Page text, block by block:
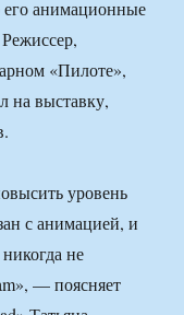
его анимационные
«Пилоте»,
на выставку,
уровень
с анимацией, и
не
— поясняет